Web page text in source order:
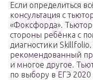
Если определиться
консультация с
«Фоксфорда».
стороны ребёнка с
диагностики
рекомендованный
и многое другое.
по выбору в ЕГЭ